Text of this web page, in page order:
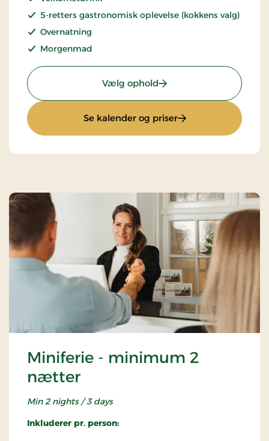
5-retters gastronomisk oplevelse (kokkens valg)
Overnatning
Morgenmad
Vælg ophold: Gastronomisk oplevelse
Se kalender og priser: Gastronomisk
Miniferie - minimum 2
nætter
Min 2 nights / 3 days
Inkluderer pr. person: